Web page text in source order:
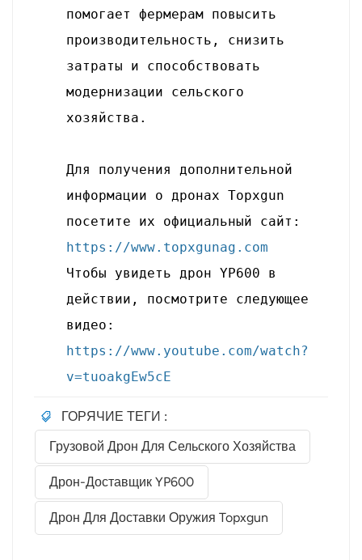
помогает фермерам повысить
производительность, снизить
затраты и способствовать
модернизации сельского
хозяйства.
Для получения дополнительной
информации о дронах Topxgun
посетите их официальный сайт:
https://www.topxgunag.com
Чтобы увидеть дрон YP600 в
действии, посмотрите следующее
видео:
https://www.youtube.com/watch?
v=tuoakgEw5cE
ГОРЯЧИЕ ТЕГИ :
Грузовой Дрон Для Сельского Хозяйства
Дрон-Доставщик YP600
Дрон Для Доставки Оружия Topxgun